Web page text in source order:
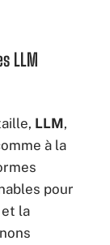
LLM
LLM,
à la
pour
et la